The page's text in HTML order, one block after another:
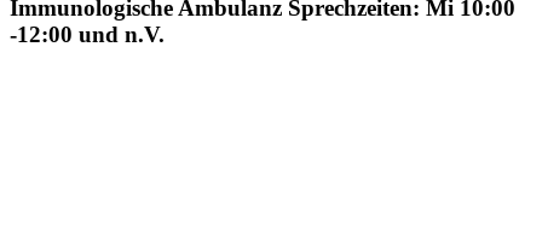
Immunologische Ambulanz Sprechzeiten: Mi 10:00
-12:00 und n.V.